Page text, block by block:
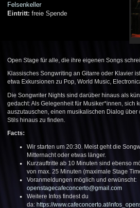
Felsenkeller
Eintritt: freie Spende
Open Stage für alle, die ihre eigenen Songs
Klassisches Songwriting an Gitarre oder Klavier
etwa Exkursionen zu Pop, World Music,
Die Songwriter Nights sind darüber hinaus als
gedacht: Als Gelegenheit für Musiker*innen, sich
auszutauschen, einen musikalischen Dialog über
Stils hinaus zu finden.
Facts:
Wir starten um 20:30. Meist geht die
Mitternacht oder etwas länger.
Kurzauftritte ab 10 Minuten sind ebenso
von max. 25 Minuten (maximale Stage
Voranmeldungen möglich und erwünscht:
openstagecafeconcerto@gmail.com
Weitere Infos findest du
da: https://www.cafeconcerto.at/